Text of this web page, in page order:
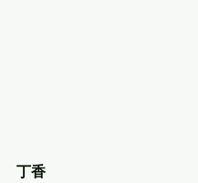
丁香